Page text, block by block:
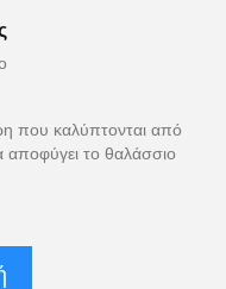
που καλύπτονται από
αποφύγει το θαλάσσιο